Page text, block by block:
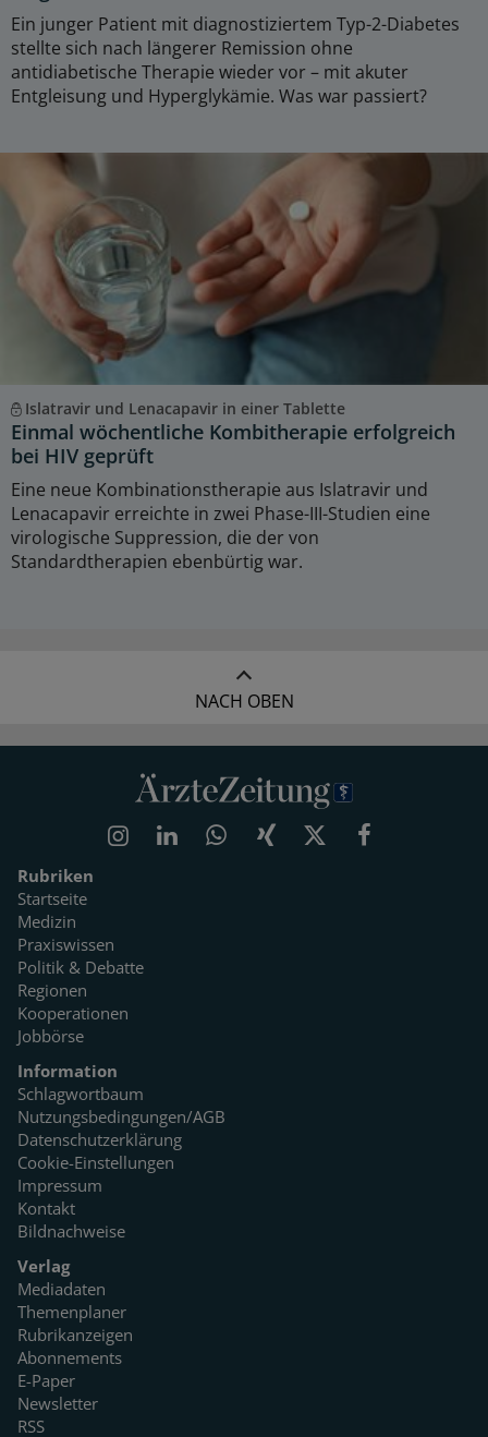
Ein junger Patient mit diagnostiziertem Typ-2-Diabetes
stellte sich nach längerer Remission ohne
antidiabetische Therapie wieder vor – mit akuter
Entgleisung und Hyperglykämie. Was war passiert?
Islatravir und Lenacapavir in einer Tablette
Einmal wöchentliche Kombitherapie erfolgreich
bei HIV geprüft
Eine neue Kombinationstherapie aus Islatravir und
Lenacapavir erreichte in zwei Phase-III-Studien eine
virologische Suppression, die der von
Standardtherapien ebenbürtig war.
NACH OBEN
Rubriken
Startseite
Medizin
Praxiswissen
Politik & Debatte
Regionen
Kooperationen
Jobbörse
Information
Schlagwortbaum
Nutzungsbedingungen/AGB
Datenschutzerklärung
Cookie-Einstellungen
Impressum
Kontakt
Bildnachweise
Verlag
Mediadaten
Themenplaner
Rubrikanzeigen
Abonnements
E-Paper
Newsletter
RSS